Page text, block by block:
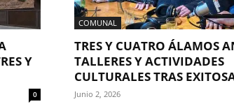
Y
0
COMUNAL
TRES Y CUATRO ÁLAMOS
TALLERES Y ACTIVIDADES
CULTURALES TRAS
Junio 2, 2026